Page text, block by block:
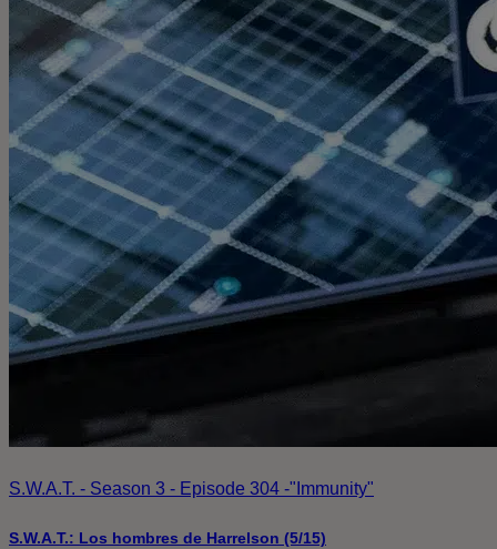
S.W.A.T. - Season 3 - Episode 304 -"Immunity"
S.W.A.T.: Los hombres de Harrelson (5/15)